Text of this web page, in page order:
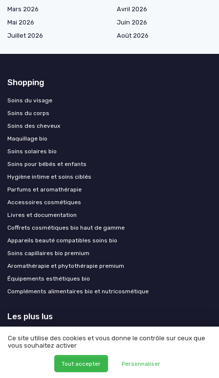
Mars 2026
Avril 2026
Mai 2026
Juin 2026
Juillet 2026
Août 2026
Shopping
Soins du visage
Soins du corps
Soins des cheveux
Maquillage bio
Soins solaires bio
Soins pour bébés et enfants
Hygiène intime et soins ciblés
Parfums et aromathérapie
Accessoires cosmétiques
Livres et documentation
Coffrets cosmétiques bio haut de gamme
Appareils beauté compatibles soins bio
Soins capillaires bio premium
Aromathérapie et phytothérapie premium
Équipements esthétiques bio
Compléments alimentaires bio et nutricosmétique
Les plus lus
Avis sur le déodorant Exode : ce qu'il faut savoir
Faut-il s’inquiéter des dangers du casque LED pour les cheveux ?
Les risques potentiels de la coloration Khadi
Ce site utilise des cookies et vous donne le contrôle sur ceux que
vous souhaitez activer
Tout accepter Personnaliser